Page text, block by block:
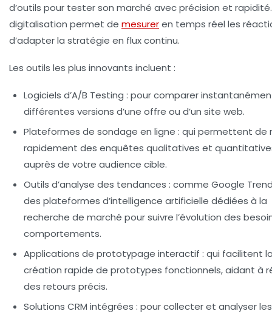
d’outils pour tester son marché avec précision et
digitalisation permet de mesureren temps réel les
d’adapter la stratégie en flux continu.
Les outils les plus innovants incluent :
Logiciels d’A/B Testing : pour comparer
différentes versions d’une offre ou d’un site web.
Plateformes de sondage en ligne : qui permettent de
rapidement des enquêtes qualitatives et
auprès de votre audience cible.
Outils d’analyse des tendances : comme Google
des plateformes d’intelligence artificielle dédiées à la
recherche de marché pour suivre l’évolution des
comportements.
Applications de prototypage interactif : qui facilitent
création rapide de prototypes fonctionnels, aidant à
des retours précis.
Solutions CRM intégrées : pour collecter et analyser les